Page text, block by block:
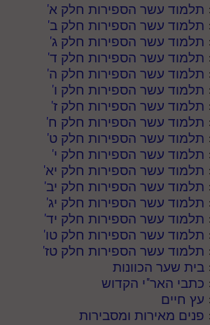
תלמוד עשר הספירות חלק א'
תלמוד עשר הספירות חלק ב'
תלמוד עשר הספירות חלק ג'
תלמוד עשר הספירות חלק ד'
תלמוד עשר הספירות חלק ה'
תלמוד עשר הספירות חלק ו'
תלמוד עשר הספירות חלק ז'
תלמוד עשר הספירות חלק ח'
תלמוד עשר הספירות חלק ט'
תלמוד עשר הספירות חלק י'
תלמוד עשר הספירות חלק יא'
תלמוד עשר הספירות חלק יב'
תלמוד עשר הספירות חלק יג'
תלמוד עשר הספירות חלק יד'
תלמוד עשר הספירות חלק טו'
תלמוד עשר הספירות חלק טז'
בית שער הכוונות
כתבי האר"י הקדוש
עץ חיים
פנים מאירות ומסבירות